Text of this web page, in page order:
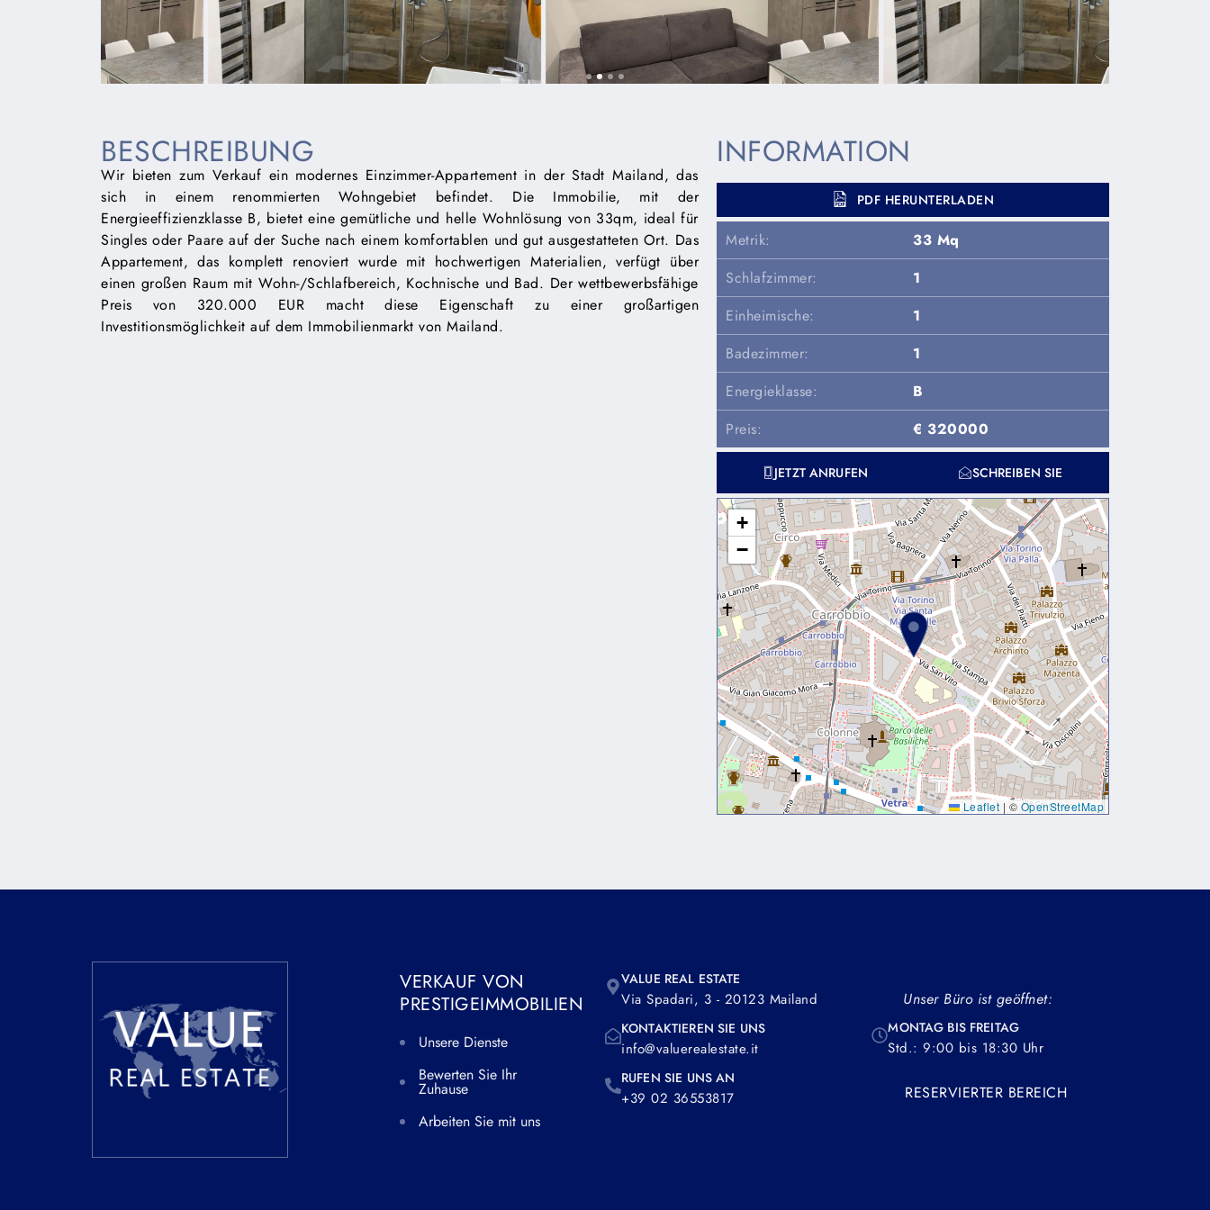
BESCHREIBUNG
Wir bieten zum Verkauf ein modernes Einzimmer-Appartement in der Stadt Mailand, das
sich in einem renommierten Wohngebiet befindet. Die Immobilie, mit der
Energieeffizienzklasse B, bietet eine gemütliche und helle Wohnlösung von 33qm, ideal für
Singles oder Paare auf der Suche nach einem komfortablen und gut ausgestatteten Ort. Das
Appartement, das komplett renoviert wurde mit hochwertigen Materialien, verfügt über
einen großen Raum mit Wohn-/Schlafbereich, Kochnische und Bad. Der wettbewerbsfähige
Preis von 320.000 EUR macht diese Eigenschaft zu einer großartigen
Investitionsmöglichkeit auf dem Immobilienmarkt von Mailand.
INFORMATION
PDF HERUNTERLADEN
Metrik:
33 Mq
Schlafzimmer:
1
Einheimische:
1
Badezimmer:
1
Energieklasse:
B
Preis:
€ 320000
JETZT ANRUFEN SCHREIBEN SIE
+
−
Leaflet | ©OpenStreetMap
VERKAUF VON
PRESTIGEIMMOBILIEN
Unsere Dienste
Bewerten Sie Ihr
Zuhause
Arbeiten Sie mit uns
VALUE REAL ESTATE
Via Spadari, 3 - 20123 Mailand
KONTAKTIEREN SIE UNS
info@valuerealestate.it
RUFEN SIE UNS AN
+39 02 36553817
Unser Büro ist geöffnet:
MONTAG BIS FREITAG
Std.: 9:00 bis 18:30 Uhr
RESERVIERTER BEREICH